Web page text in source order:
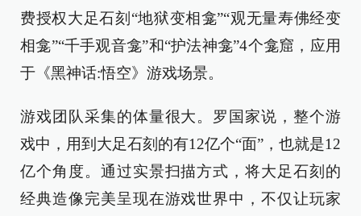
费授权大足石刻“地狱变相龛”“观无量寿佛经变
相龛”“千手观音龛”和“护法神龛”4个龛窟，应用
于《黑神话:悟空》游戏场景。
游戏团队采集的体量很大。罗国家说，整个游
戏中，用到大足石刻的有12亿个“面”，也就是12
亿个角度。通过实景扫描方式，将大足石刻的
经典造像完美呈现在游戏世界中，不仅让玩家